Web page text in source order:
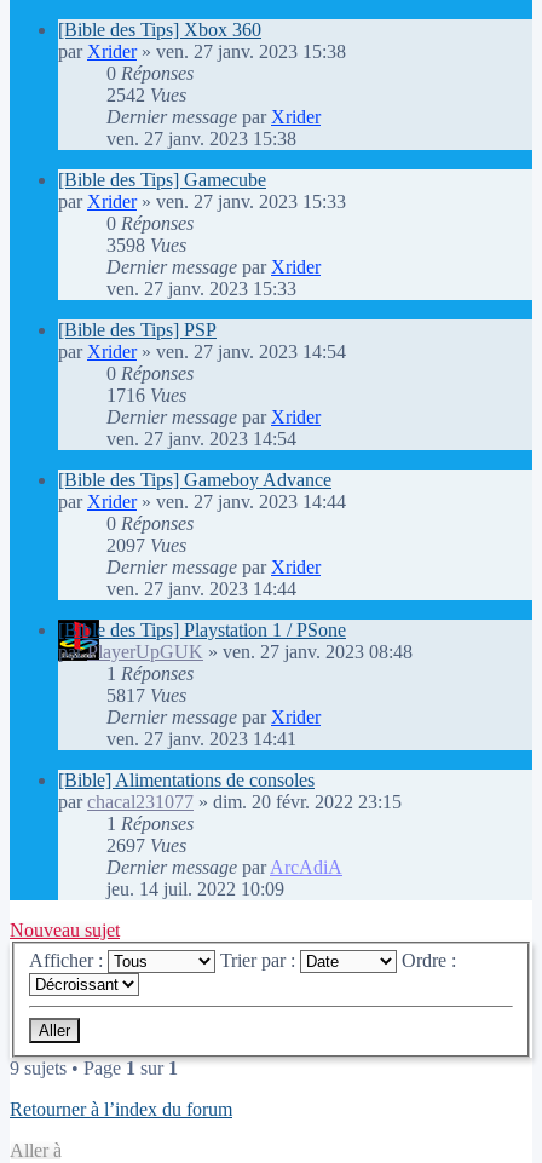
[Bible des Tips] Xbox 360
par Xrider» ven. 27 janv. 2023 15:38
0 Réponses
2542 Vues
Dernier message par Xrider
ven. 27 janv. 2023 15:38
[Bible des Tips] Gamecube
par Xrider» ven. 27 janv. 2023 15:33
0 Réponses
3598 Vues
Dernier message par Xrider
ven. 27 janv. 2023 15:33
[Bible des Tips] PSP
par Xrider» ven. 27 janv. 2023 14:54
0 Réponses
1716 Vues
Dernier message par Xrider
ven. 27 janv. 2023 14:54
[Bible des Tips] Gameboy Advance
par Xrider» ven. 27 janv. 2023 14:44
0 Réponses
2097 Vues
Dernier message par Xrider
ven. 27 janv. 2023 14:44
[Bible des Tips] Playstation 1 / PSone
parPlayerUpGUK » ven. 27 janv. 2023 08:48
1 Réponses
5817 Vues
Dernier message par Xrider
ven. 27 janv. 2023 14:41
[Bible] Alimentations de consoles
parchacal231077 » dim. 20 févr. 2022 23:15
1 Réponses
2697 Vues
Dernier message parArcAdiA
jeu. 14 juil. 2022 10:09
Nouveau sujet
Afficher :
Trier par : Ordre :
9 sujets • Page1sur1
Retourner à l’index du forum
Aller à